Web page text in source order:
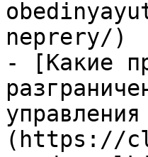
neprery/)
- [Какие
(https://